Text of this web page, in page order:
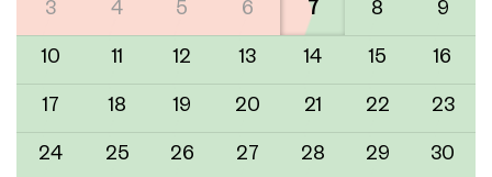
3 4 5 6 7 8 9
10 11 12 13 14 15 16
17 18 19 20 21 22 23
24 25 26 27 28 29 30